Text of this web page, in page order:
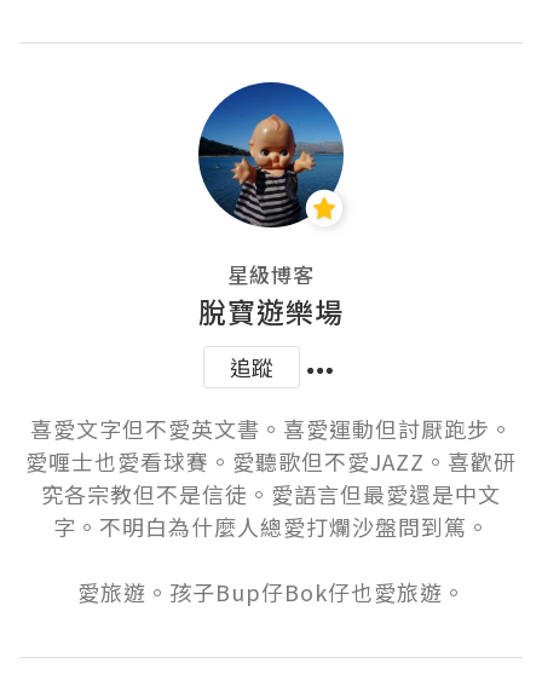
星級博客
脫寶遊樂場
追蹤
喜愛文字但不愛英文書。喜愛運動但討厭跑步。
愛喱士也愛看球賽。愛聽歌但不愛JAZZ。喜歡研
究各宗教但不是信徒。愛語言但最愛還是中文
字。不明白為什麼人總愛打爛沙盤問到篤。
愛旅遊。孩子Bup仔Bok仔也愛旅遊。